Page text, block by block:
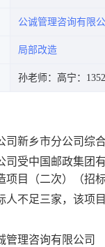
公诚管理咨询有限公
局部改造
孙老师： 高宁：
司新乡市分公司综
司受中国邮政集团
项目（二次）（招
人不足三家，该项
管理咨询有限公司